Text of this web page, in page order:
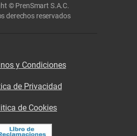
© PrenSmart S.A.C.
derechos reservados
y Condiciones
de Privacidad
de Cookies